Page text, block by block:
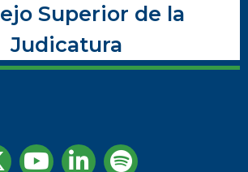
Superior de la
Judicatura